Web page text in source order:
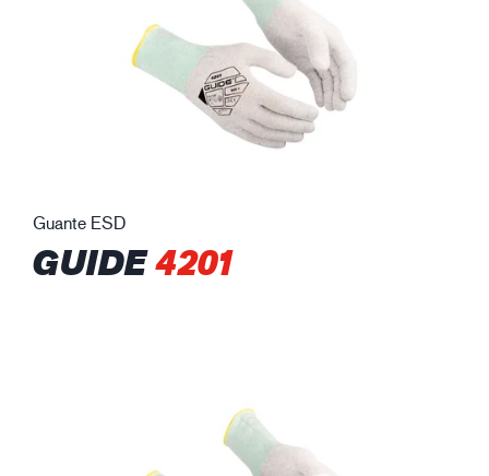
Guante ESD
GUIDE4201